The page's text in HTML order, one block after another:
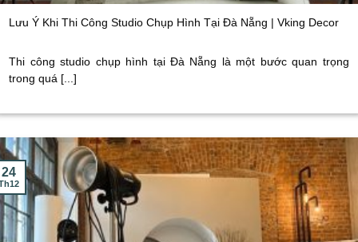
Lưu Ý Khi Thi Công Studio Chụp Hình Tại Đà Nẵng | Vking Decor
Thi công studio chụp hình tại Đà Nẵng là một bước quan trọng
trong quá [...]
24